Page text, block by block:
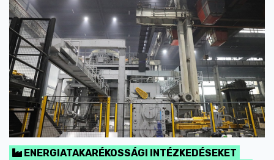
ENERGIATAKARÉKOSSÁGI INTÉZKEDÉSEKET